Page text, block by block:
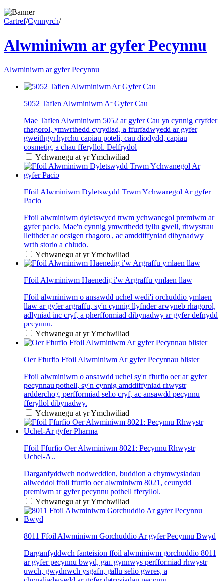
Cartref/Cynnyrch/
Alwminiwm ar gyfer Pecynnu
Alwminiwm ar gyfer Pecynnu
5052 Taflen Alwminiwm Ar Gyfer Cau
Mae Taflen Alwminiwm 5052 ar gyfer Cau yn cynnig cryfder
rhagorol, ymwrthedd cyrydiad, a ffurfadwyedd ar gyfer
gweithgynhyrchu capiau poteli, cau diodydd, capiau
cosmetig, a chau fferyllol. Delfrydol
Ychwanegu at yr Ymchwiliad
Ffoil Alwminiwm Dyletswydd Trwm Ychwanegol Ar gyfer
Pacio
Ffoil alwminiwm dyletswydd trwm ychwanegol premiwm ar
gyfer pacio. Mae'n cynnig ymwrthedd tyllu gwell, rhwystrau
lleithder ac ocsigen rhagorol, ac amddiffyniad dibynadwy
wrth storio a chludo.
Ychwanegu at yr Ymchwiliad
Ffoil Alwminiwm Haenedig i'w Argraffu ymlaen llaw
Ffoil alwminiwm o ansawdd uchel wedi'i orchuddio ymlaen
llaw ar gyfer argraffu, sy'n cynnig llyfnder arwyneb rhagorol,
adlyniad inc cryf, a pherfformiad dibynadwy ar gyfer defnydd
pecynnu.
Ychwanegu at yr Ymchwiliad
Oer Ffurfio Ffoil Alwminiwm Ar gyfer Pecynnau blister
Ffoil alwminiwm o ansawdd uchel sy'n ffurfio oer ar gyfer
pecynnau pothell, sy'n cynnig amddiffyniad rhwystr
ardderchog, perfformiad selio cryf, ac ansawdd pecynnu
fferyllol dibynadwy.
Ychwanegu at yr Ymchwiliad
Ffoil Ffurfio Oer Alwminiwm 8021: Pecynnu Rhwystr
Uchel-A...
Darganfyddwch nodweddion, buddion a chymwysiadau
allweddol ffoil ffurfio oer alwminiwm 8021, deunydd
premiwm ar gyfer pecynnu pothell fferyllol.
Ychwanegu at yr Ymchwiliad
8011 Ffoil Alwminiwm Gorchuddio Ar gyfer Pecynnu Bwyd
Darganfyddwch fanteision ffoil alwminiwm gorchuddio 8011
ar gyfer pecynnu bwyd, gan gynnwys perfformiad rhwystr
uwch, gwydnwch ysgafn, gallu selio gwres, a